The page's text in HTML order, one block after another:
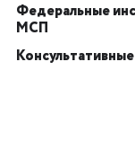
Федеральные
МСП